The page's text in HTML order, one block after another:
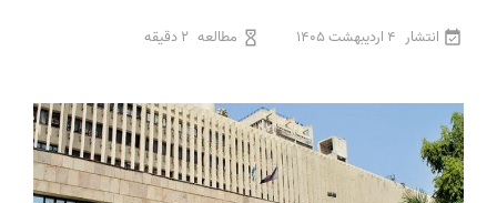
انتشار 4 اردیبهشت 1405 مطالعه 2 دقیقه